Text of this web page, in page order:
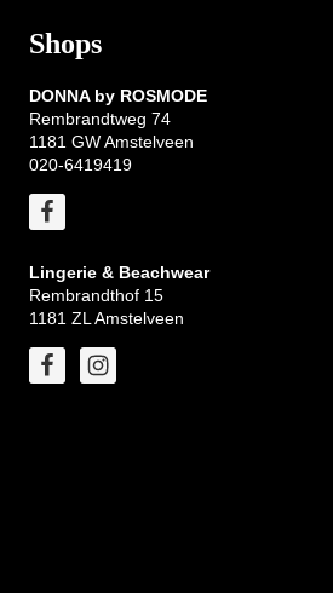
Shops
DONNA by ROSMODE
Rembrandtweg 74
1181 GW Amstelveen
020-6419419
Lingerie & Beachwear
Rembrandthof 15
1181 ZL Amstelveen